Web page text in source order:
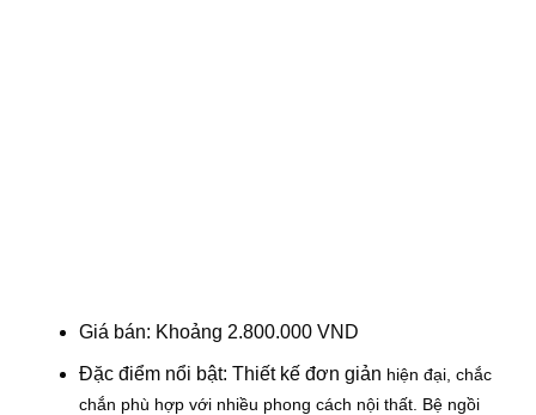
Giá bán: Khoảng 2.800.000 VND
Đặc điểm nổi bật: Thiết kế đơn giản hiện đại, chắc
chắn phù hợp với nhiều phong cách nội thất. Bệ ngồi